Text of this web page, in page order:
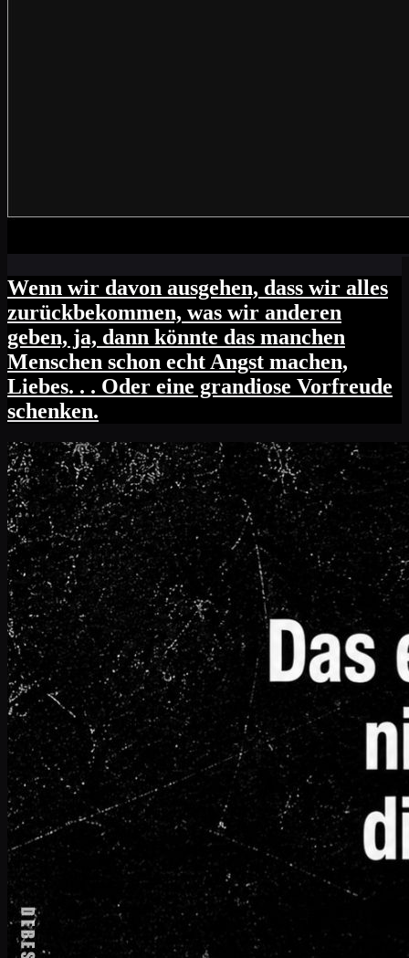
Wenn wir davon ausgehen, dass wir alles
zurückbekommen, was wir anderen
geben, ja, dann könnte das manchen
Menschen schon echt Angst machen,
Liebes. . . Oder eine grandiose Vorfreude
schenken.